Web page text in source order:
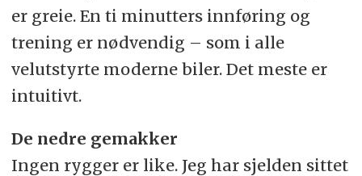
er greie. En ti minutters innføring og
trening er nødvendig – som i alle
velutstyrte moderne biler. Det meste er
intuitivt.
De nedre gemakker
Ingen rygger er like. Jeg har sjelden sittet